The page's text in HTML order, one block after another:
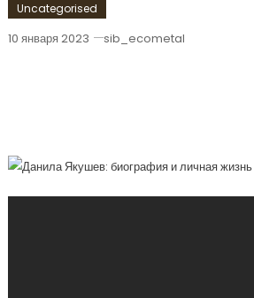
Uncategorised
10 января 2023 sib_ecometal